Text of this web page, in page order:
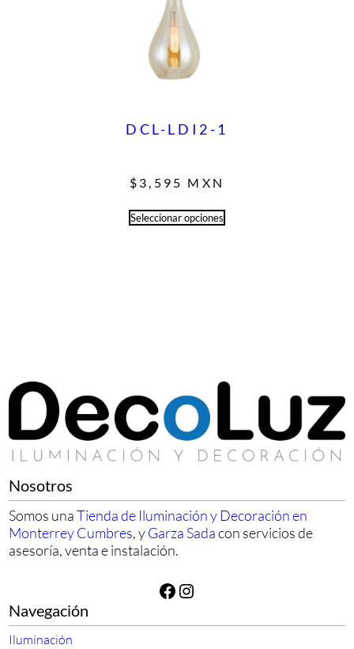
DCL-LDI2-1
$ 3,595 MXN
Seleccionar opciones
Nosotros
Somos unaTienda de Iluminación y Decoración en
Monterrey Cumbres, yGarza Sadacon servicios de
asesoría, venta e instalación.
Facebook Instagram
Navegación
Iluminación